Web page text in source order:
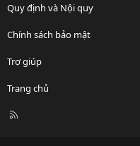
Quy định và Nội quy
Chính sách bảo mật
Trợ giúp
Trang chủ
R